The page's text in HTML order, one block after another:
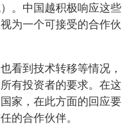
。中国越积极响应这些
为一个可接受的合作伙
到技术转移等情况，
有投资者的要求。在这
家，在此方面的回应要
的合作伙伴。